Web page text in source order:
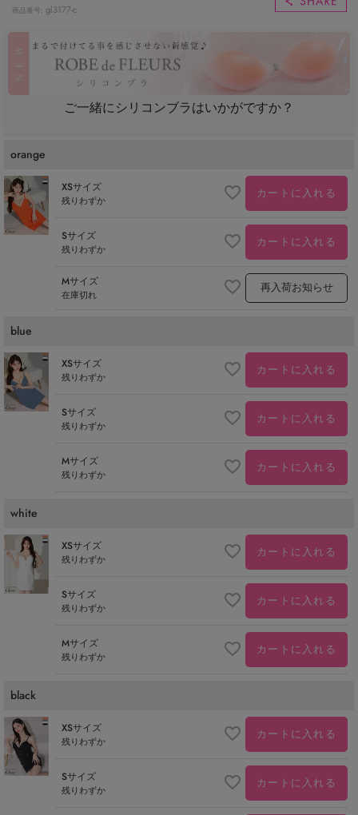
商品番号 gl3177-c
ご一緒にシリコンブラはいかがですか？
orange
XSサイズ
残りわずか カートに入れる
Sサイズ
残りわずか カートに入れる
Mサイズ
在庫切れ 再入荷お知らせ
blue
XSサイズ
残りわずか カートに入れる
Sサイズ
残りわずか カートに入れる
Mサイズ
残りわずか カートに入れる
white
XSサイズ
残りわずか カートに入れる
Sサイズ
残りわずか カートに入れる
Mサイズ
残りわずか カートに入れる
black
XSサイズ
残りわずか カートに入れる
Sサイズ
残りわずか カートに入れる